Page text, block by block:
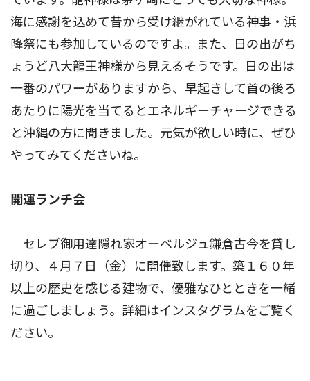
海に感謝を込めて昔から受け継がれている神事・浜
降祭にも参加しているのですよ。また、日の出がち
ょうど八大龍王神様から見えるそうです。日の出は
一番のパワーがありますから、早起きして首の後ろ
あたりに陽光を当てるとエネルギーチャージできる
と沖縄の方に聞きました。元気が欲しい時に、ぜひ
やってみてくださいね。
開運ランチ会
セレブ御用達隠れ家オーベルジュ鎌倉古今を貸し
切り、４月７日（金）に開催致します。築１６０年
以上の歴史を感じる建物で、優雅なひとときを一緒
に過ごしましょう。詳細はインスタグラムをご覧く
ださい。